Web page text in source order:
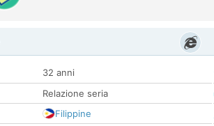
32 anni
Relazione seria
Filippine